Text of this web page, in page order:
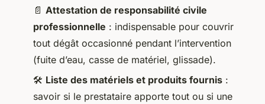
📄 Attestation de responsabilité civile
professionnelle : indispensable pour couvrir
tout dégât occasionné pendant l’intervention
(fuite d’eau, casse de matériel, glissade).
🛠️ Liste des matériels et produits fournis :
savoir si le prestataire apporte tout ou si une